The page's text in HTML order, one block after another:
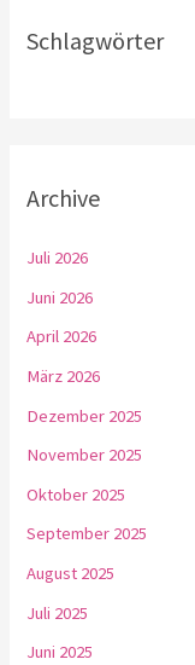
Schlagwörter
Archive
Juli 2026
Juni 2026
April 2026
März 2026
Dezember 2025
November 2025
Oktober 2025
September 2025
August 2025
Juli 2025
Juni 2025